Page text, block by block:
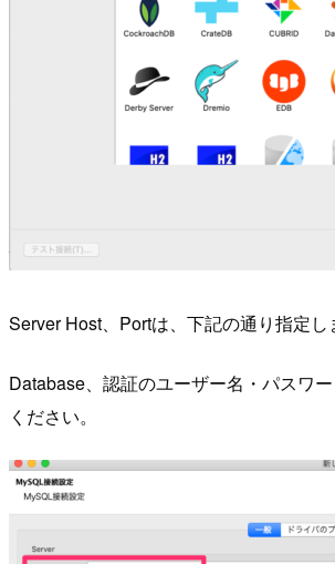
Server Host、Portは、下記の通り指定し
Database、認証のユーザー名・パスワ
ください。